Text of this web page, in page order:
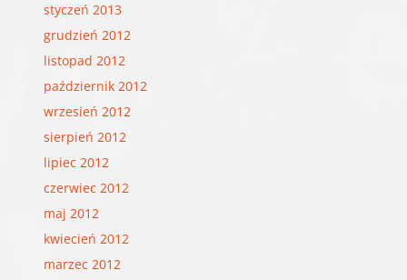
styczeń 2013
grudzień 2012
listopad 2012
październik 2012
wrzesień 2012
sierpień 2012
lipiec 2012
czerwiec 2012
maj 2012
kwiecień 2012
marzec 2012